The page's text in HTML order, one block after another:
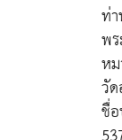
ท่
พ
ห
วั
ชื่